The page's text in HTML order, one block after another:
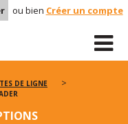
ou bien Créer un compte
DE LIGNE